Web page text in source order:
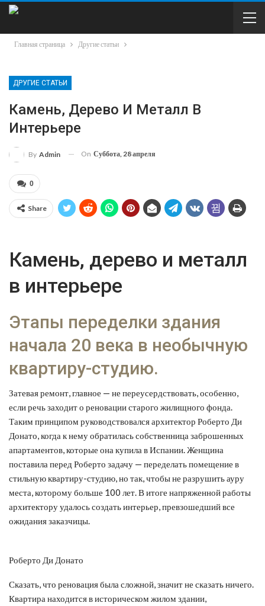
Главная страница Другие статьи
ДРУГИЕ СТАТЬИ
Камень, Дерево И Металл В
Интерьере
By Admin On Суббота, 28 апреля
0
Share
Камень, дерево и металл
в интерьере
Этапы переделки здания
начала 20 века в необычную
квартиру-студию.
Затевая ремонт, главное — не переусердствовать, особенно,
если речь заходит о реновации старого жилищного фонда.
Таким принципом руководствовался архитектор Роберто Ди
Донато, когда к нему обратилась собственница заброшенных
апартаментов, которые она купила в Испании. Женщина
поставила перед Роберто задачу — переделать помещение в
стильную квартиру-студию, но так, чтобы не разрушить ауру
места, которому больше 100 лет. В итоге напряженной работы
архитектору удалось создать интерьер, превзошедший все
ожидания заказчицы.
Роберто Ди Донато
Сказать, что реновация была сложной, значит не сказать ничего.
Квартира находится в историческом жилом здании,